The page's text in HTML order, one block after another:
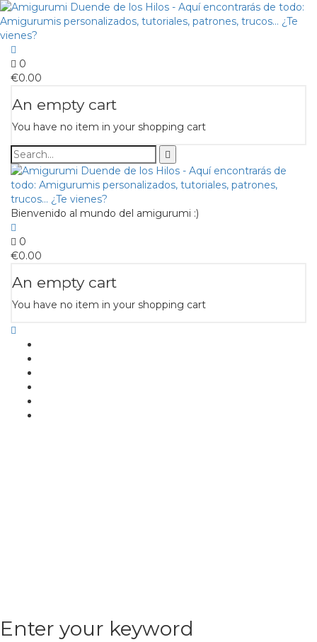
0
€0.00
An empty cart
You have no item in your shopping cart
Bienvenido al mundo del amigurumi :)
0
€0.00
An empty cart
You have no item in your shopping cart
Enter your keyword